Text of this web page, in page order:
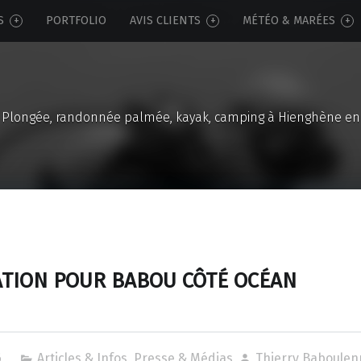
PORTFOLIO AVIS CLIENTS MÉTÉO & MARÉES
Plongée, randonnée palmée, kayak, camping à Hienghène
POUR BABOU CÔTÉ OCÉAN